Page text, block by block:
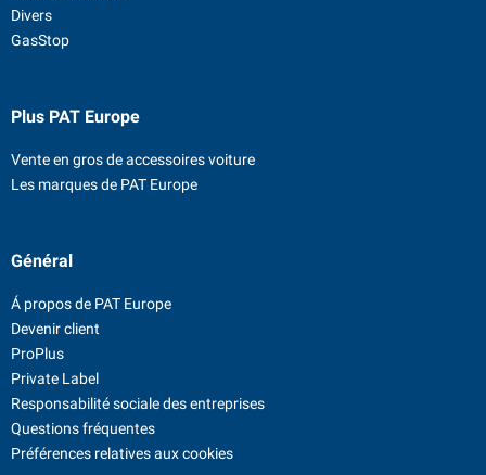
Divers
GasStop
Plus PAT Europe
Vente en gros de accessoires voiture
Les marques de PAT Europe
Général
Á propos de PAT Europe
Devenir client
ProPlus
Private Label
Responsabilité sociale des entreprises
Questions fréquentes
Préférences relatives aux cookies